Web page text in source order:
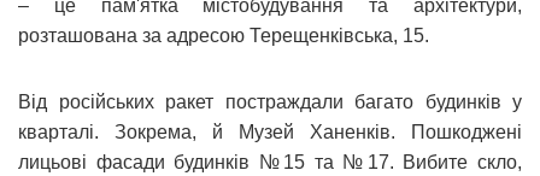
– це пам'ятка містобудування та архітектури,
розташована за адресою Терещенківська, 15.
Від російських ракет постраждали багато будинків у
кварталі. Зокрема, й Музей Ханенків. Пошкоджені
лицьові фасади будинків №15 та №17. Вибите скло,